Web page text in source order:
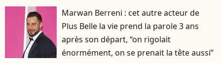
Marwan Berreni : cet autre acteur de
Plus Belle la vie prend la parole 3 ans
après son départ, “on rigolait
énormément, on se prenait la tête aussi”